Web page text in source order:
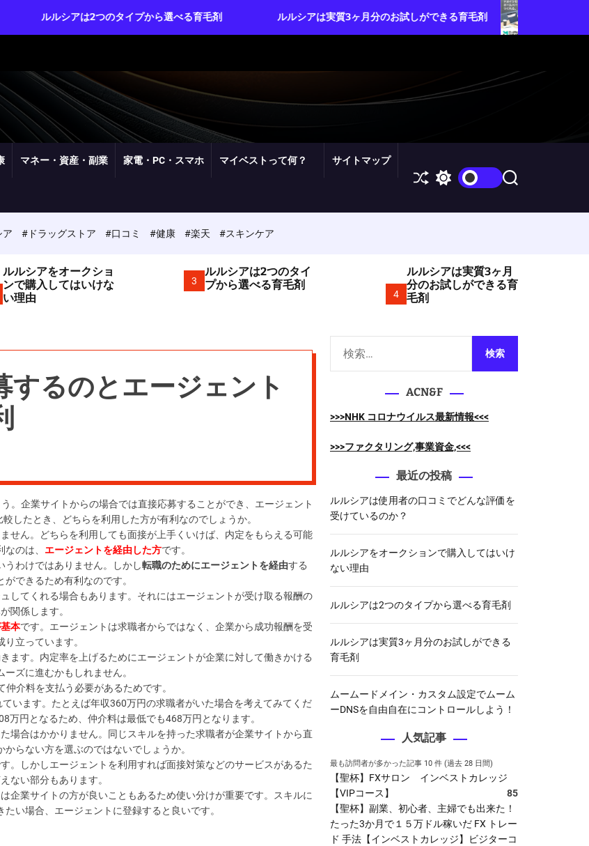
は2つのタイプから選べる育毛剤 ルルシアは実質3ヶ月分のお試しができる育毛剤
ムームードメイン・カスタ
を自由自在にコントロール
マネー・資産・副業 家電・PC・スマホ マイベストって何？ サイトマップ
S
S
o
l
o
r
d
S
ア #ドラッグストア #口コミ #健康 #楽天 #スキンケア
ルルシアをオークショ
ンで購入してはいけな
い理由
3
ルルシアは2つのタイ
プから選べる育毛剤
4
ルルシアは実質3ヶ月
分のお試しができる育
毛剤
るのとエージェント
。企業サイトからの場合では直接応募することができ、エージェント
したとき、どちらを利用した方が有利なのでしょうか。
せん。どちらを利用しても面接が上手くいけば、内定をもらえる可能
のは、 エージェントを経由した方です。
わけではありません。しかし転職のためにエージェントを経由する
ができるため有利なのです。
してくれる場合もあります。それにはエージェントが受け取る報酬の
が関係します。
本です。エージェントは求職者からではなく、企業から成功報酬を受
り立っています。
ます。内定率を上げるためにエージェントが企業に対して働きかける
ズに進むかもしれません。
介料を支払う必要があるためです。
います。たとえば年収360万円の求職者がいた場合を考えてみてくだ
万円となるため、仲介料は最低でも468万円となります。
場合はかかりません。同じスキルを持った求職者が企業サイトから直
らない方を選ぶのではないでしょうか。
。しかしエージェントを利用すれば面接対策などのサービスがあるた
ない部分もあります。
企業サイトの方が良いこともあるため使い分けが重要です。スキルに
い場合、エージェントに登録すると良いです。
ACN&F
>>>NHK コロナウイルス最新情報<<<
>>>ファクタリング,事業資金,<<<
最近の投稿
ルルシアは使用者の口コミでどんな評価を
受けているのか？
ルルシアをオークションで購入してはいけ
ない理由
ルルシアは2つのタイプから選べる育毛剤
ルルシアは実質3ヶ月分のお試しができる
育毛剤
ムームードメイン・カスタム設定でムーム
ーDNSを自由自在にコントロールしよう！
人気記事
最も訪問者が多かった記事 10 件 (過去 28 日間)
【聖杯】FXサロン インベストカレッジ
【VIPコース】
85
【聖杯】副業、初心者、主婦でも出来た！
たった3か月で１５万ドル稼いだ FX トレー
ド 手法【インベストカレッジ】ビジターコ